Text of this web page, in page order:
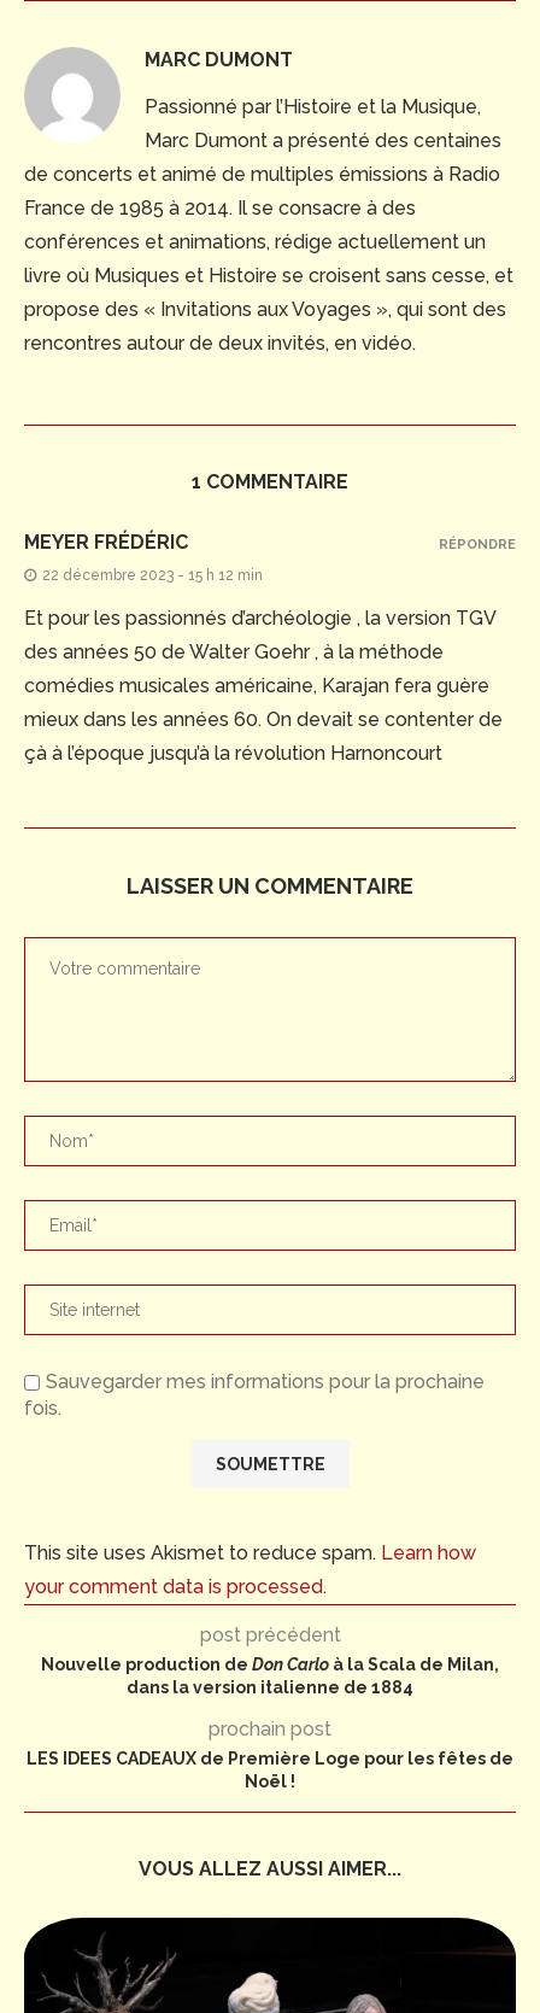
MARC DUMONT
Passionné par l’Histoire et la Musique,
Marc Dumont a présenté des centaines
de concerts et animé de multiples émissions à Radio
France de 1985 à 2014. Il se consacre à des
conférences et animations, rédige actuellement un
livre où Musiques et Histoire se croisent sans cesse, et
propose des « Invitations aux Voyages », qui sont des
rencontres autour de deux invités, en vidéo.
1 COMMENTAIRE
MEYER FRÉDÉRIC
22 décembre 2023 - 15 h 12 min
Et pour les passionnés d’archéologie , la version TGV
des années 50 de Walter Goehr , à la méthode
comédies musicales américaine, Karajan fera guère
mieux dans les années 60. On devait se contenter de
çà à l’époque jusqu’à la révolution Harnoncourt
RÉPONDRE
LAISSER UN COMMENTAIRE
Sauvegarder mes informations pour la prochaine
fois.
This site uses Akismet to reduce spam. Learn how
your comment data is processed.
post précédent
Nouvelle production de Don Carlo à la Scala de Milan,
dans la version italienne de 1884
prochain post
LES IDEES CADEAUX de Première Loge pour les fêtes de
Noël !
VOUS ALLEZ AUSSI AIMER...